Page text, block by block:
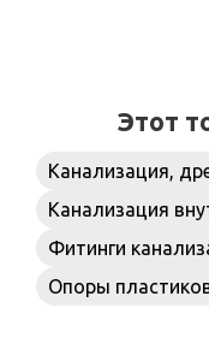
Этот
Канализация,
Канализация
Фитинги
Опоры